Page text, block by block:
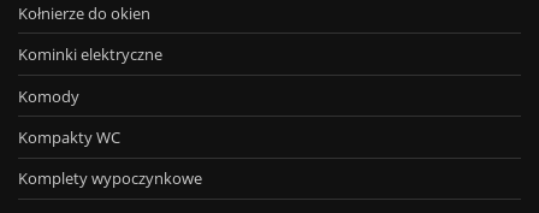
Kołnierze do okien
Kominki elektryczne
Komody
Kompakty WC
Komplety wypoczynkowe